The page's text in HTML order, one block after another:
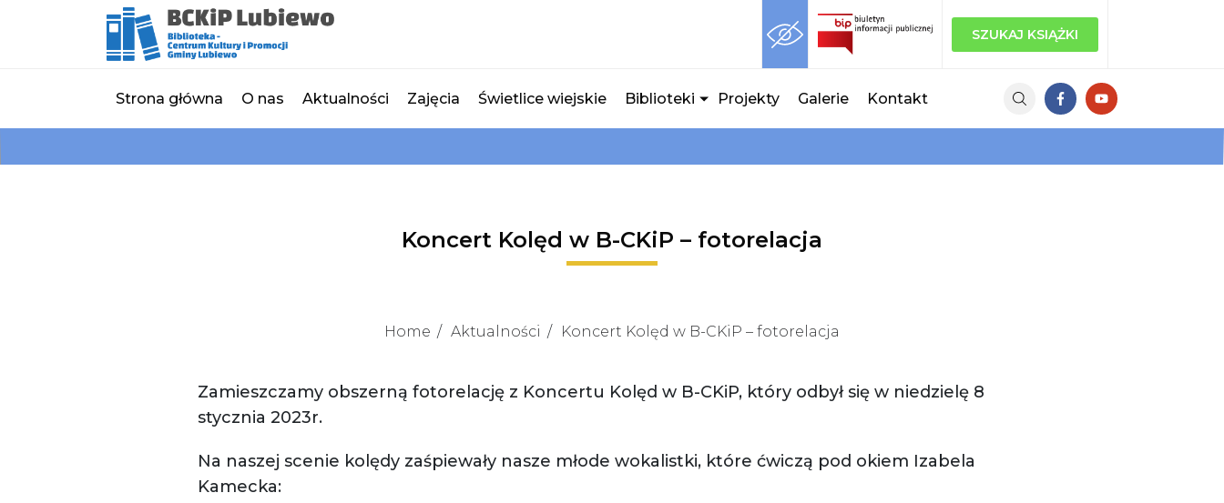
SZUKAJ KSIĄŻKI
Strona główna O nas Aktualności Zajęcia Świetlice wiejskie Biblioteki Projekty Galerie Kontakt
Koncert Kolęd w B-CKiP – fotorelacja
Home Aktualności Koncert Kolęd w B-CKiP – fotorelacja
Zamieszczamy obszerną fotorelację z Koncertu Kolęd w B-CKiP, który odbył się w niedzielę 8
stycznia 2023r.
Na naszej scenie kolędy zaśpiewały nasze młode wokalistki, które ćwiczą pod okiem Izabela
Kamecka: